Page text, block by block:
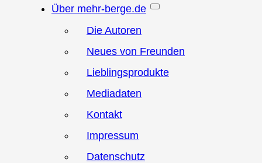
Über mehr-berge.de
Die Autoren
Neues von Freunden
Lieblingsprodukte
Mediadaten
Kontakt
Impressum
Datenschutz